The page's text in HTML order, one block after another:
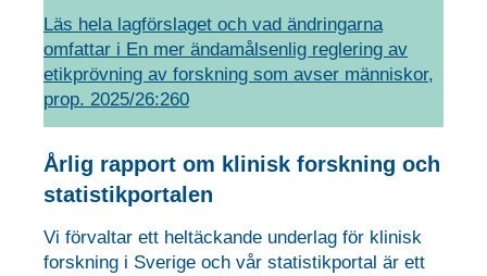
Läs hela lagförslaget och vad ändringarna
omfattar i En mer ändamålsenlig reglering av
etikprövning av forskning som avser människor,
prop. 2025/26:260
Årlig rapport om klinisk forskning och
statistikportalen
Vi förvaltar ett heltäckande underlag för klinisk
forskning i Sverige och vår statistikportal är ett